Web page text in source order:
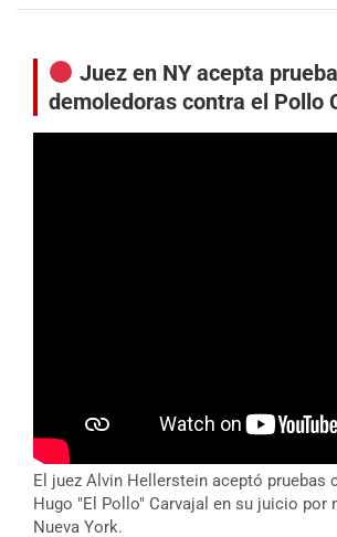
Juez en NY acepta
demoledoras contra el Pollo
El juez Alvin Hellerstein aceptó pruebas
Hugo "El Pollo" Carvajal en su juicio por
Nueva York.